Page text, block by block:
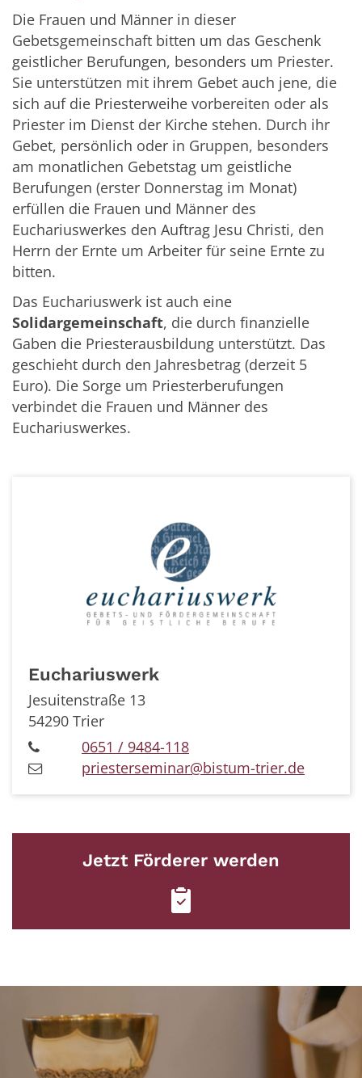
Die Frauen und Männer in dieser
Gebetsgemeinschaft bitten um das Geschenk
geistlicher Berufungen, besonders um Priester.
Sie unterstützen mit ihrem Gebet auch jene, die
sich auf die Priesterweihe vorbereiten oder als
Priester im Dienst der Kirche stehen. Durch ihr
Gebet, persönlich oder in Gruppen, besonders
am monatlichen Gebetstag um geistliche
Berufungen (erster Donnerstag im Monat)
erfüllen die Frauen und Männer des
Euchariuswerkes den Auftrag Jesu Christi, den
Herrn der Ernte um Arbeiter für seine Ernte zu
bitten.
Das Euchariuswerk ist auch eine
Solidargemeinschaft, die durch finanzielle
Gaben die Priesterausbildung unterstützt. Das
geschieht durch den Jahresbetrag (derzeit 5
Euro). Die Sorge um Priesterberufungen
verbindet die Frauen und Männer des
Euchariuswerkes.
Euchariuswerk
Jesuitenstraße 13
54290 Trier
0651 / 9484-118
priesterseminar@bistum-trier.de
Jetzt Förderer werden